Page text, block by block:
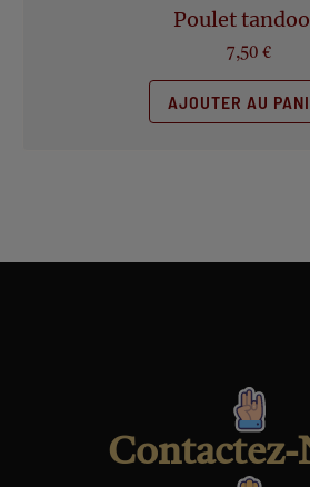
Poulet
7,50 €
AJOUTER AU
Contactez-